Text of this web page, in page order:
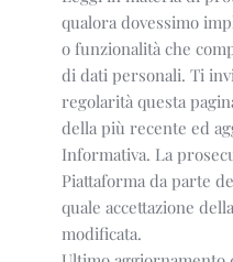
qualora dovessimo
o funzionalità che
di dati personali. Ti
regolarità questa
della più recente ed
Informativa. La
Piattaforma da parte
quale accettazione
modificata.